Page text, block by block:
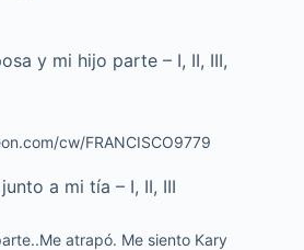
y mi hijo parte – I, II, III,
cw/FRANCISCO9779
a mi tía – I, II, III
atrapó. Me siento Kary